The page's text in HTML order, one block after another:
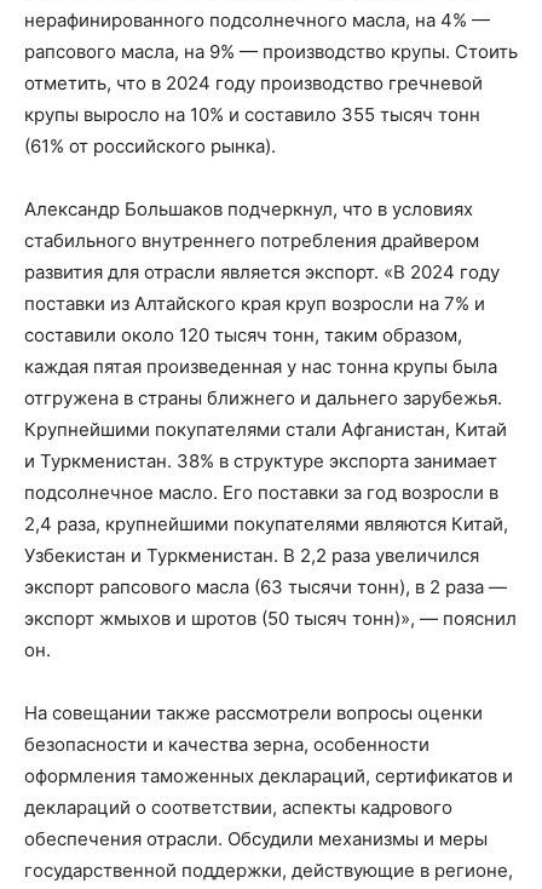
нерафинированного подсолнечного масла, на 4% —
рапсового масла, на 9% — производство крупы. Стоить
отметить, что в 2024 году производство гречневой
крупы выросло на 10% и составило 355 тысяч тонн
(61% от российского рынка).
Александр Большаков подчеркнул, что в условиях
стабильного внутреннего потребления драйвером
развития для отрасли является экспорт. «В 2024 году
поставки из Алтайского края круп возросли на 7% и
составили около 120 тысяч тонн, таким образом,
каждая пятая произведенная у нас тонна крупы была
отгружена в страны ближнего и дальнего зарубежья.
Крупнейшими покупателями стали Афганистан, Китай
и Туркменистан. 38% в структуре экспорта занимает
подсолнечное масло. Его поставки за год возросли в
2,4 раза, крупнейшими покупателями являются Китай,
Узбекистан и Туркменистан. В 2,2 раза увеличился
экспорт рапсового масла (63 тысячи тонн), в 2 раза —
экспорт жмыхов и шротов (50 тысяч тонн)», — пояснил
он.
На совещании также рассмотрели вопросы оценки
безопасности и качества зерна, особенности
оформления таможенных деклараций, сертификатов и
деклараций о соответствии, аспекты кадрового
обеспечения отрасли. Обсудили механизмы и меры
государственной поддержки, действующие в регионе,